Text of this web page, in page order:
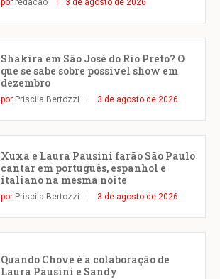
por redacao 3 de agosto de 2026
Shakira em São José do Rio Preto? O
que se sabe sobre possível show em
dezembro
por Priscila Bertozzi 3 de agosto de 2026
Xuxa e Laura Pausini farão São Paulo
cantar em português, espanhol e
italiano na mesma noite
por Priscila Bertozzi 3 de agosto de 2026
Quando Chove é a colaboração de
Laura Pausini e Sandy